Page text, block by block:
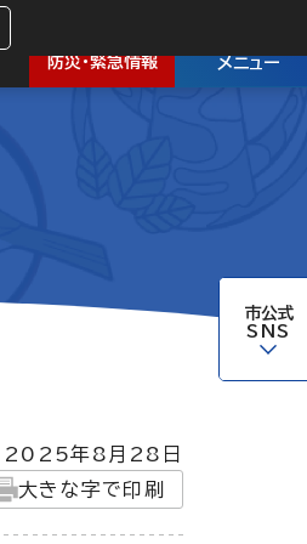
防災・緊急情報 メニュー
市公式
SNS
2025年8月28日
大きな字で印刷